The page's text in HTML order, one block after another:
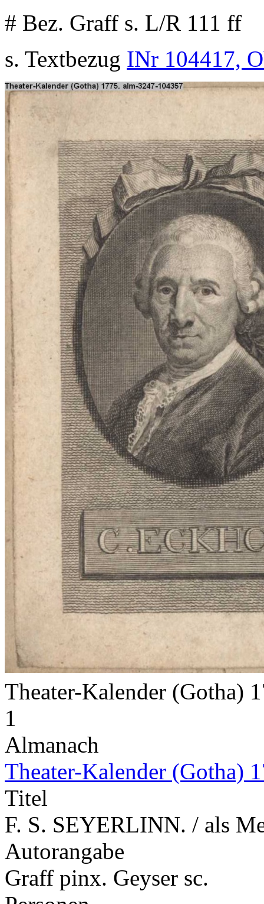
# Bez. Graff s. L/R 111 ff
s. Textbezug INr 104417,
Theater-Kalender (Gotha)
1
Almanach
Theater-Kalender (Gotha)
Titel
F. S. SEYERLINN. / als
Autorangabe
Graff pinx. Geyser sc.